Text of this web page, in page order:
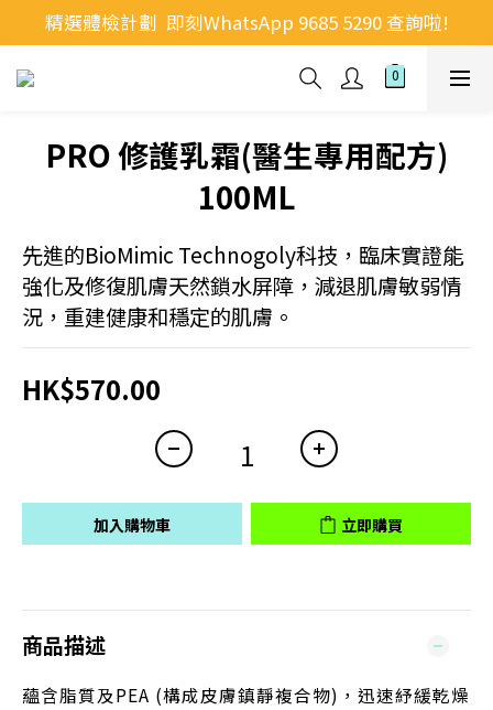
精選體檢計劃  即刻WhatsApp 9685 5290 查詢啦!
PRO 修護乳霜(醫生專用配方)
100ML
先進的BioMimic Technogoly科技，臨床實證能
強化及修復肌膚天然鎖水屏障，減退肌膚敏弱情
況，重建健康和穩定的肌膚。
HK$570.00
加入購物車 立即購買
商品描述
蘊含脂質及PEA (構成皮膚鎮靜複合物)，迅速紓緩乾燥